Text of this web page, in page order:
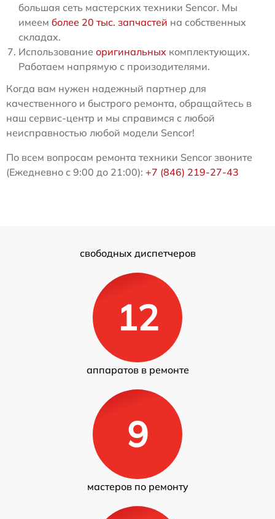
большая сеть мастерских техники Sencor. Мы
имеем более 20 тыс. запчастей на собственных
складах.
Использование оригинальных комплектующих.
Работаем напрямую с произодителями.
Когда вам нужен надежный партнер для
качественного и быстрого ремонта, обращайтесь в
наш сервис-центр и мы справимся с любой
неисправностью любой модели Sencor!
По всем вопросам ремонта техники Sencor звоните
(Ежедневно с 9:00 до 21:00): +7 (846) 219-27-43
свободных диспетчеров
12
аппаратов в ремонте
9
мастеров по ремонту